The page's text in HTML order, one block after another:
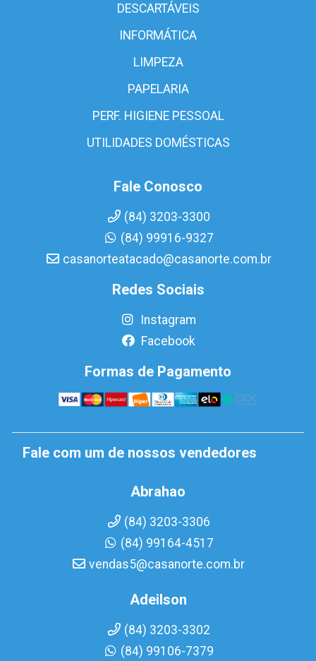
DESCARTÁVEIS
INFORMÁTICA
LIMPEZA
PAPELARIA
PERF. HIGIENE PESSOAL
UTILIDADES DOMÉSTICAS
Fale Conosco
(84) 3203-3300
(84) 99916-9327
casanorteatacado@casanorte.com.br
Redes Sociais
Instagram
Facebook
Formas de Pagamento
Fale com um de nossos vendedores
Abrahao
(84) 3203-3306
(84) 99164-4517
vendas5@casanorte.com.br
Adeilson
(84) 3203-3302
(84) 99106-7379